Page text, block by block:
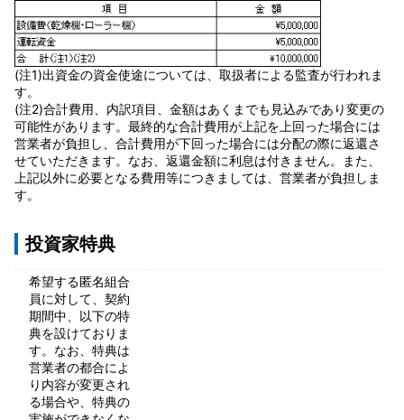
(注1)出資金の資金使途については、取扱者による監査が行われま
す。
(注2)合計費用、内訳項目、金額はあくまでも見込みであり変更の
可能性があります。最終的な合計費用が上記を上回った場合には
営業者が負担し、合計費用が下回った場合には分配の際に返還さ
せていただきます。なお、返還金額に利息は付きません。また、
上記以外に必要となる費用等につきましては、営業者が負担しま
す。
投資家特典
希望する匿名組合
員に対して、契約
期間中、以下の特
典を設けておりま
す。なお、特典は
営業者の都合によ
り内容が変更され
る場合や、特典の